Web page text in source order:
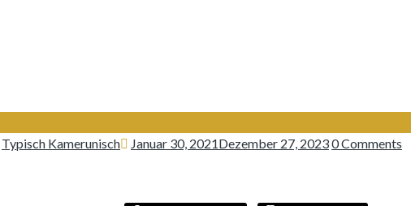
Typisch Kamerunisch
Posted
Januar 30, 2021Dezember 27, 20230 Comments